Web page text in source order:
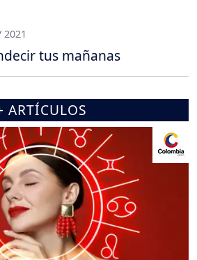
tus mañanas
ARTÍCULOS